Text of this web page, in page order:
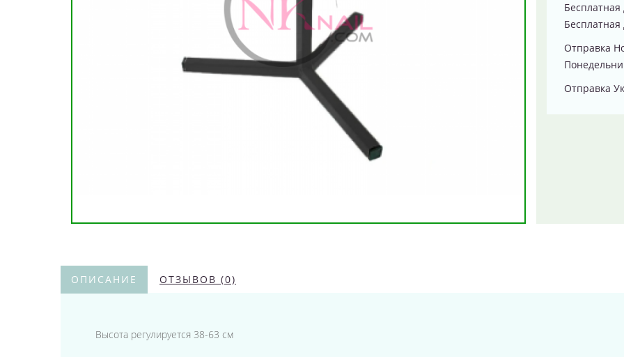
Бесплатная
Отправка
Отправка
ОПИСАНИЕ ОТЗЫВОВ (0)
Высота регулируется 38-63 см